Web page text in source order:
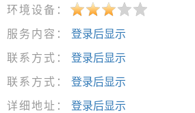
环境设备：
服务内容：
登录后显示
联系方式：
登录后显示
联系方式：
登录后显示
详细地址：
登录后显示